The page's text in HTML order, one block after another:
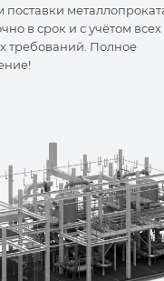
поставки
в срок и с учётом всех
требований. Полное